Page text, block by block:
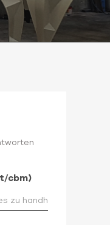
cbm)